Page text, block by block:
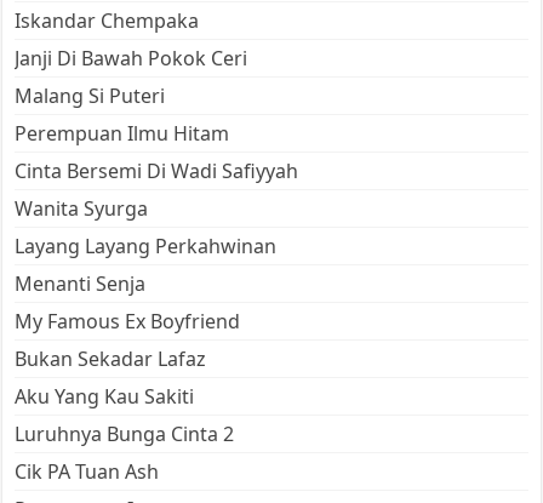
Iskandar Chempaka
Janji Di Bawah Pokok Ceri
Malang Si Puteri
Perempuan Ilmu Hitam
Cinta Bersemi Di Wadi Safiyyah
Wanita Syurga
Layang Layang Perkahwinan
Menanti Senja
My Famous Ex Boyfriend
Bukan Sekadar Lafaz
Aku Yang Kau Sakiti
Luruhnya Bunga Cinta 2
Cik PA Tuan Ash